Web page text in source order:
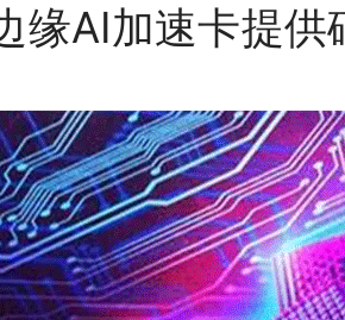
缘AI加速卡提